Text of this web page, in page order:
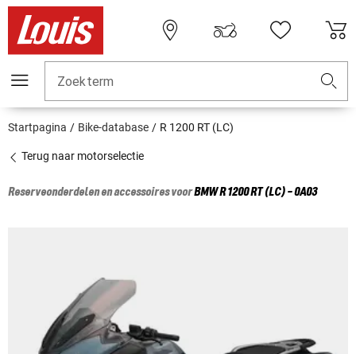
Zoekterm
Startpagina Bike-database R 1200 RT (LC)
Terug naar motorselectie
Reserveonderdelen en accessoires voorBMWR 1200 RT (LC) - 0A03